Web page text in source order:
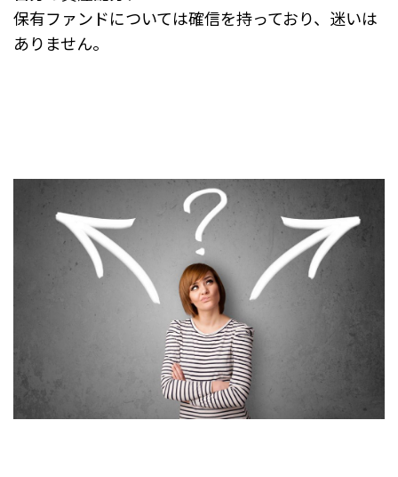
保有ファンドについては確信を持っており、迷いは
ありません。